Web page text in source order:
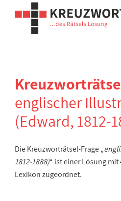
englischer
(Edward, 1812-
Die Kreuzworträtsel-Frage „
1812-1888)“ ist einer Lösung
Lexikon zugeordnet.